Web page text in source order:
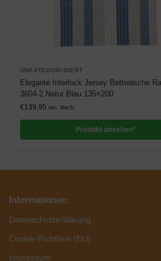
UNKATEGORISIERT
Elegante Interlock Jersey Bettwäsche
3604-2 Natur Blau 135×200
€139,95 inkl. MwSt.
Produkt ansehen*
Informationen:
Datenschutzerklärung
Cookie-Richtlinie (EU)
Impressum